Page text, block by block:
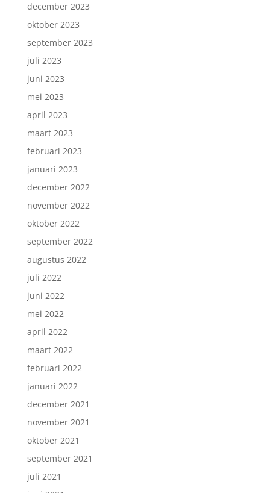
december 2023
oktober 2023
september 2023
juli 2023
juni 2023
mei 2023
april 2023
maart 2023
februari 2023
januari 2023
december 2022
november 2022
oktober 2022
september 2022
augustus 2022
juli 2022
juni 2022
mei 2022
april 2022
maart 2022
februari 2022
januari 2022
december 2021
november 2021
oktober 2021
september 2021
juli 2021